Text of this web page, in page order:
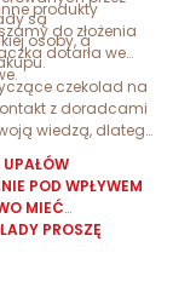
są
osoby, a
produkty
do złożenia
dotarła we
czekolad na
z doradcami
wiedzą, dlatego
UPAŁÓW
POD WPŁYWEM
MIEĆ
PROSZĘ